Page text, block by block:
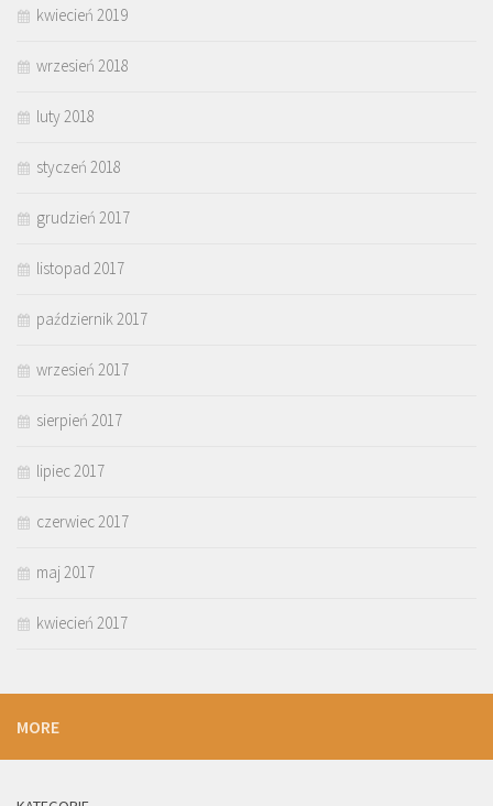
kwiecień 2019
wrzesień 2018
luty 2018
styczeń 2018
grudzień 2017
listopad 2017
październik 2017
wrzesień 2017
sierpień 2017
lipiec 2017
czerwiec 2017
maj 2017
kwiecień 2017
MORE